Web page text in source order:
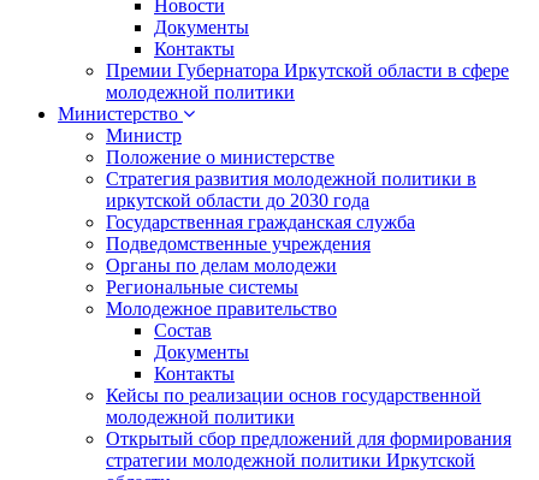
Новости
Документы
Контакты
Премии Губернатора Иркутской области в сфере
молодежной политики
Министерство
Министр
Положение о министерстве
Стратегия развития молодежной политики в
иркутской области до 2030 года
Государственная гражданская служба
Подведомственные учреждения
Органы по делам молодежи
Региональные системы
Молодежное правительство
Состав
Документы
Контакты
Кейсы по реализации основ государственной
молодежной политики
Открытый сбор предложений для формирования
стратегии молодежной политики Иркутской